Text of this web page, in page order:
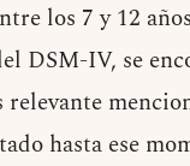
los 7 y 12
DSM-IV, se
relevante
hasta ese